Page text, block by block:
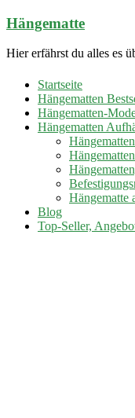
Zum
springen
Hängematte
Hier erfährst du alles es
Startseite
Hängematten
Hängematten-
Hängematten
Hängematte
Blog
Top-Seller,